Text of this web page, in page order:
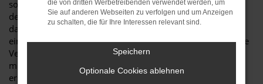
somit in der Lage, jeden Seat Leon Gebrauchtwagen vor
dem Verkauf nach Köln genau zu überprüfen. Warum wir
das tun? Ganz einfach, um Ihnen einen rundum
einwandfreien Wagen „servieren“ zu können, was selbst die
Verschleißteile einschließt. Ein Seat Leon Gebrauchtwagen
muss keineswegs ein Kompromiss sein, sondern ist ein
erstklassiges Fahrzeug in Topzustand.
die von dritten Werbetreibenden verwendet werden, um
Sie auf anderen Webseiten zu verfolgen und um Anzeigen
zu schalten, die für Ihre Interessen relevant sind.
Speichern
Optionale Cookies ablehnen